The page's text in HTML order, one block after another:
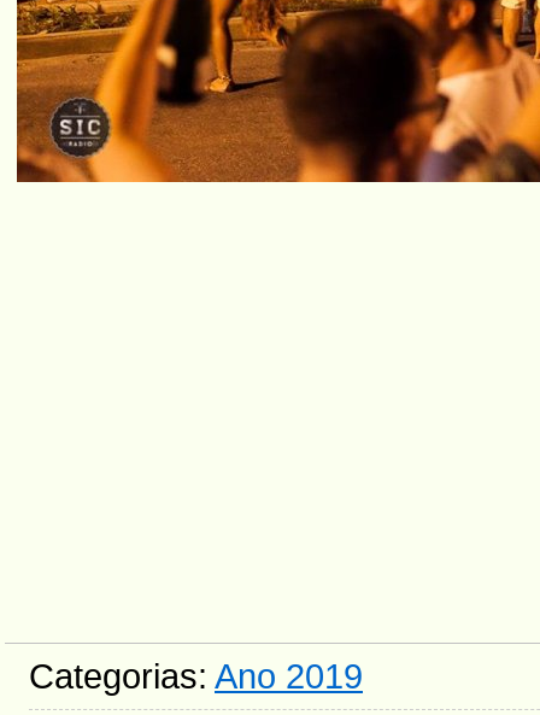
Categorias: Ano 2019